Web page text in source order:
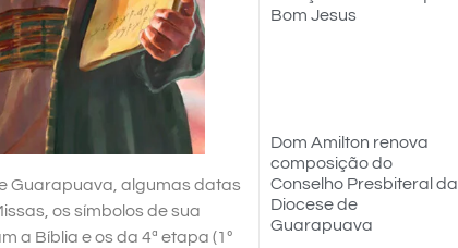
Guarapuava, algumas datas
os símbolos de sua
a Bíblia e os da 4ª etapa (1º
Bom Jesus
Dom Amilton renova
composição do
Conselho Presbiteral da
Diocese de
Guarapuava